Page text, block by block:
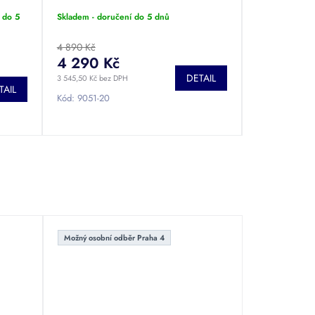
do 5
provoz.
Skladem - doručení do 5 dnů
4 890 Kč
3 545,50 Kč bez DPH
4 290 Kč
DETAIL
Kód: 9051-20
Možný osobní odběr Praha 4